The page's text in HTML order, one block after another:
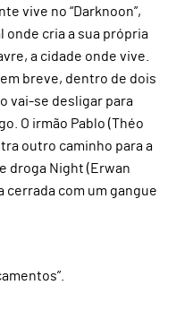
vive no “Darknoon”,
onde cria a sua própria
a cidade onde vive.
breve, dentro de dois
vai-se desligar para
O irmão Pablo (Théo
outro caminho para a
droga Night (Erwan
cerrada com um gangue